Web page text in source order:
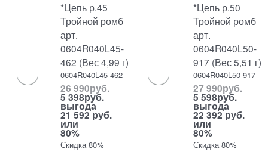
*Цепь р.45
Тройной ромб
арт.
0604R040L45-
462 (Вес 4,99 г)
0604R040L45-462
26 990руб.
5 398руб.
выгода
21 592 руб.
или
80%
Скидка 80%
*Цепь р.50
Тройной ромб
арт.
0604R040L50-
917 (Вес 5,51 г)
0604R040L50-917
27 990руб.
5 598руб.
выгода
22 392 руб.
или
80%
Скидка 80%